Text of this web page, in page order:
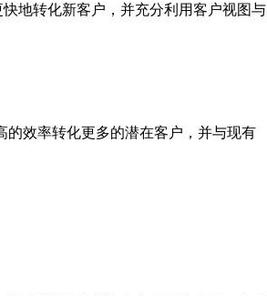
地转化新客户，并充分利用客户视图与
效率转化更多的潜在客户，并与现有